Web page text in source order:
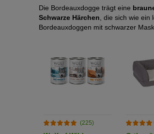
Die Bordeauxdogge trägt eine
Schwarze Härchen , die sich wie
Bordeauxdoggen mit schwarzer
(225)